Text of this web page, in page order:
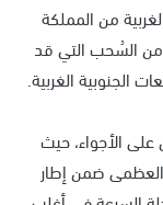
من المملكة
السُحب التي قد
الجنوبية الغربية.
الأجواء، حيث
العظمى ضمن إطار